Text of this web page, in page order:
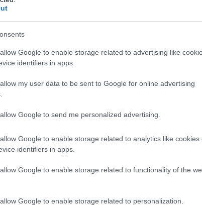
Google to enable storage related to advertising like
identifiers in apps.
my user data to be sent to Google for online advertising
Google to send me personalized advertising.
Google to enable storage related to analytics like cookies
identifiers in apps.
Google to enable storage related to functionality of the
Google to enable storage related to personalization.
διπλά τα πράγματα του Chaos, ώστε στην
άλλο ένα σε ανταλλακτικά, για να μπορεί
μας».